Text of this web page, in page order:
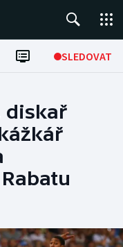
SLEDOVAT
diskař